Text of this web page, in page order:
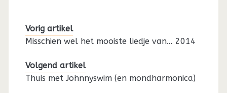
Vorig artikel
Misschien wel het mooiste liedje van… 2014
Volgend artikel
Thuis met Johnnyswim (en mondharmonica)